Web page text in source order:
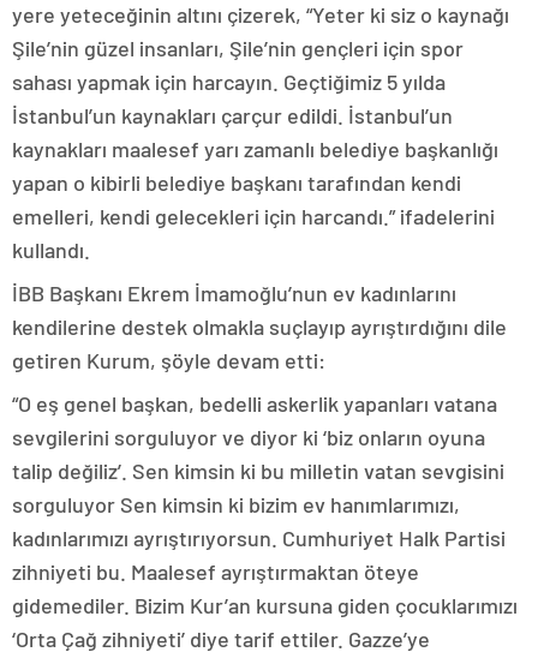
yere yeteceğinin altını çizerek, “Yeter ki siz o kaynağı
Şile’nin güzel insanları, Şile’nin gençleri için spor
sahası yapmak için harcayın. Geçtiğimiz 5 yılda
İstanbul’un kaynakları çarçur edildi. İstanbul’un
kaynakları maalesef yarı zamanlı belediye başkanlığı
yapan o kibirli belediye başkanı tarafından kendi
emelleri, kendi gelecekleri için harcandı.” ifadelerini
kullandı.
İBB Başkanı Ekrem İmamoğlu’nun ev kadınlarını
kendilerine destek olmakla suçlayıp ayrıştırdığını dile
getiren Kurum, şöyle devam etti:
“O eş genel başkan, bedelli askerlik yapanları vatana
sevgilerini sorguluyor ve diyor ki ‘biz onların oyuna
talip değiliz’. Sen kimsin ki bu milletin vatan sevgisini
sorguluyor Sen kimsin ki bizim ev hanımlarımızı,
kadınlarımızı ayrıştırıyorsun. Cumhuriyet Halk Partisi
zihniyeti bu. Maalesef ayrıştırmaktan öteye
gidemediler. Bizim Kur’an kursuna giden çocuklarımızı
‘Orta Çağ zihniyeti’ diye tarif ettiler. Gazze’ye